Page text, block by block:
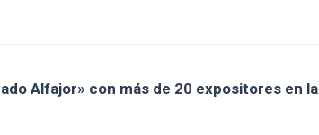
Alfajor» con más de 20 expositores en la